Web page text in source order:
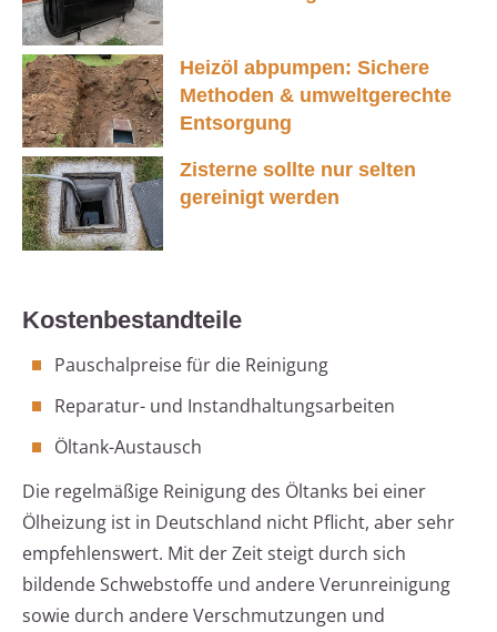
Heizöl abpumpen: Sichere
Methoden & umweltgerechte
Entsorgung
Zisterne sollte nur selten
gereinigt werden
Kostenbestandteile
Pauschalpreise für die Reinigung
Reparatur- und Instandhaltungsarbeiten
Öltank-Austausch
Die regelmäßige Reinigung des Öltanks bei einer
Ölheizung ist in Deutschland nicht Pflicht, aber sehr
empfehlenswert. Mit der Zeit steigt durch sich
bildende Schwebstoffe und andere Verunreinigung
sowie durch andere Verschmutzungen und